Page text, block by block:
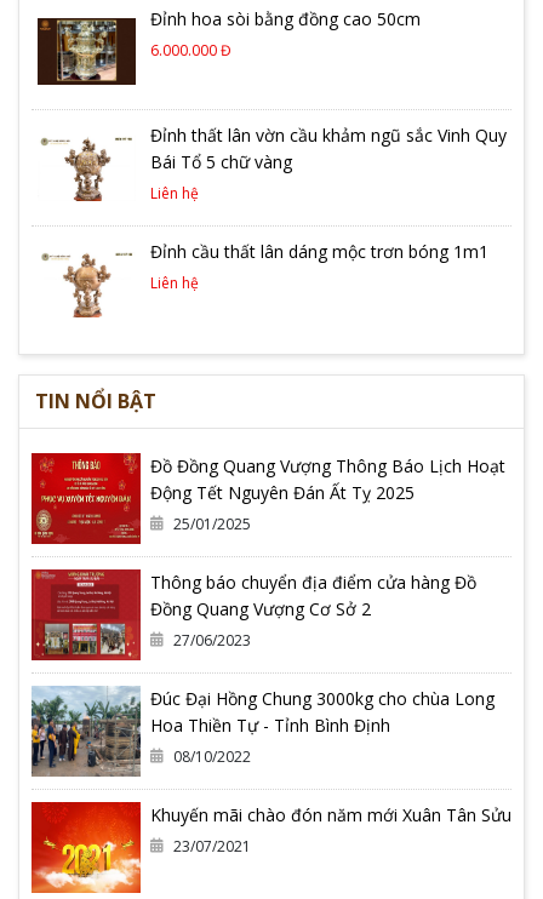
Đỉnh hoa sòi bằng đồng cao 50cm
6.000.000 Đ
Đỉnh thất lân vờn cầu khảm ngũ sắc Vinh Quy
Bái Tổ 5 chữ vàng
Liên hệ
Đỉnh cầu thất lân dáng mộc trơn bóng 1m1
Liên hệ
TIN NỔI BẬT
Đồ Đồng Quang Vượng Thông Báo Lịch Hoạt
Động Tết Nguyên Đán Ất Tỵ 2025
25/01/2025
Thông báo chuyển địa điểm cửa hàng Đồ
Đồng Quang Vượng Cơ Sở 2
27/06/2023
Đúc Đại Hồng Chung 3000kg cho chùa Long
Hoa Thiền Tự - Tỉnh Bình Định
08/10/2022
Khuyến mãi chào đón năm mới Xuân Tân Sửu
23/07/2021